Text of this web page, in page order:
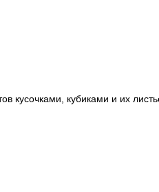
кусочками, кубиками и их